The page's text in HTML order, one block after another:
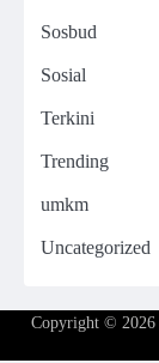
Sosbud
Sosial
Terkini
Trending
umkm
Uncategorized
Copyright © 2026